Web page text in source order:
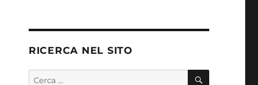
RICERCA NEL SITO
Cerca: CERCA